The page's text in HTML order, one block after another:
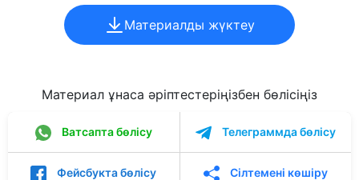
Материалды жүктеу
Материал ұнаса әріптестеріңізбен бөлісіңіз
Ватсапта бөлісу Телеграммда бөлісу
Фейсбукта бөлісу Сілтемені көшіру